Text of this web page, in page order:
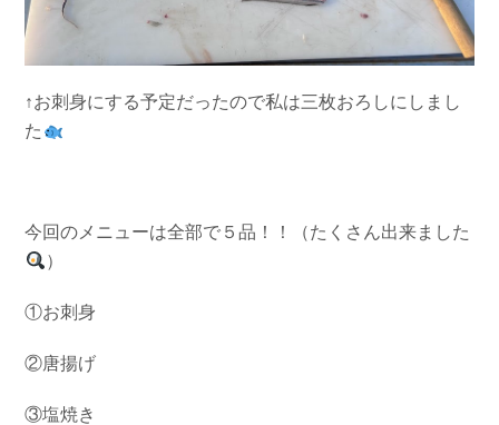
↑お刺身にする予定だったので私は三枚おろしにしまし
た
今回のメニューは全部で５品！！（たくさん出来ました
）
①お刺身
②唐揚げ
③塩焼き